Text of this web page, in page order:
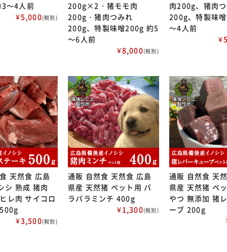
～4人前
¥5,000(税別)
200g×2・猪モモ肉
200g・猪肉つみれ
200g、特製味噌200g 約5
～6人前
¥8,000(税別)
肉200g、猪肉
200g、特製味
～4人前
天然食 広島
シ 熟成 猪肉
レ肉 サイコロ
¥3,500(税別)
通販 自然食 天然食 広島
県産 天然猪 ペット用 パ
ラパラミンチ 400g
¥1,300(税別)
通販 自然食 天
県産 天然猪 ペ
やつ 無添加 猪
ーブ 200g